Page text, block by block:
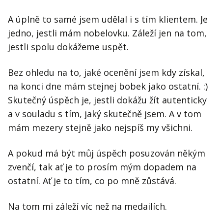
A úplně to samé jsem udělal i s tím klientem. Je
jedno, jestli mám nobelovku. Záleží jen na tom,
jestli spolu dokážeme uspět.
Bez ohledu na to, jaké ocenění jsem kdy získal,
na konci dne mám stejnej bobek jako ostatní. :)
Skutečný úspěch je, jestli dokážu žít autenticky
a v souladu s tím, jaký skutečně jsem. A v tom
mám mezery stejně jako nejspíš my všichni.
A pokud má být můj úspěch posuzován někým
zvenčí, tak ať je to prosím mým dopadem na
ostatní. Ať je to tím, co po mně zůstává.
Na tom mi záleží víc než na medailích.